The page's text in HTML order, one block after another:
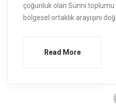
çoğunluk olan Sünni toplumu
bölgesel ortaklık arayışını
Read More